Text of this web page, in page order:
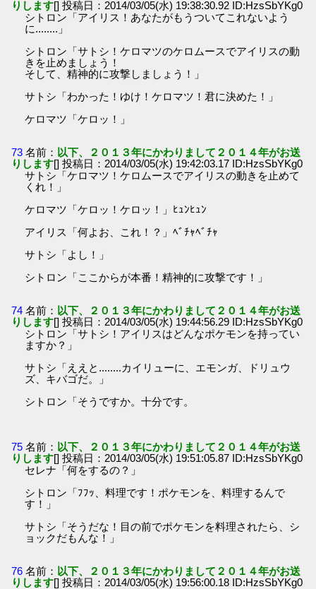
りします[] 投稿日：2014/03/05(水) 19:38:30.92 ID:HzsSbYKg0
シトロン「アイリス！あなたがもうついてこれないよう
に........」
シトロン「サトシ！ケロマツのケロムースでアイリスの動
きを止めましょう！
そして、精神的に攻撃しましょう！」
サトシ「わかった！ゆけ！ケロマツ！君に決めた！」
ケロマツ「ケロッ！」
73 名前： 以下、２０１３年にかわりまして２０１４年がお送
りします[] 投稿日：2014/03/05(水) 19:42:03.17 ID:HzsSbYKg0
サトシ「ケロマツ！ケロムースでアイリスの動きを止めて
くれ！」
ケロマツ「ケロッ！ケロッ！」ﾋｭﾝﾋｭﾝ
アイリス「何よお、これ！？」ﾍﾞﾁｬﾍﾞﾁｬ
サトシ「よし！」
シトロン「ここからが本番！精神的に攻撃です！」
74 名前： 以下、２０１３年にかわりまして２０１４年がお送
りします[] 投稿日：2014/03/05(水) 19:44:56.29 ID:HzsSbYKg0
シトロン「サトシ！アイリスはどんなポケモンを持ってい
ますか？」
サトシ「ええと........カイリューに、エモンガ、ドリュウ
ズ、キバゴだ。」
シトロン「そうですか。十分です。
75 名前： 以下、２０１３年にかわりまして２０１４年がお送
りします[] 投稿日：2014/03/05(水) 19:51:05.87 ID:HzsSbYKg0
セレナ「何をするの？」
シトロン「ﾌﾌｯ、料理です！ポケモンを、料理するんで
す！」
サトシ「そうだな！目の前でポケモンを料理されたら、シ
ョックだもんな！」
76 名前： 以下、２０１３年にかわりまして２０１４年がお送
りします[] 投稿日：2014/03/05(水) 19:56:00.18 ID:HzsSbYKg0